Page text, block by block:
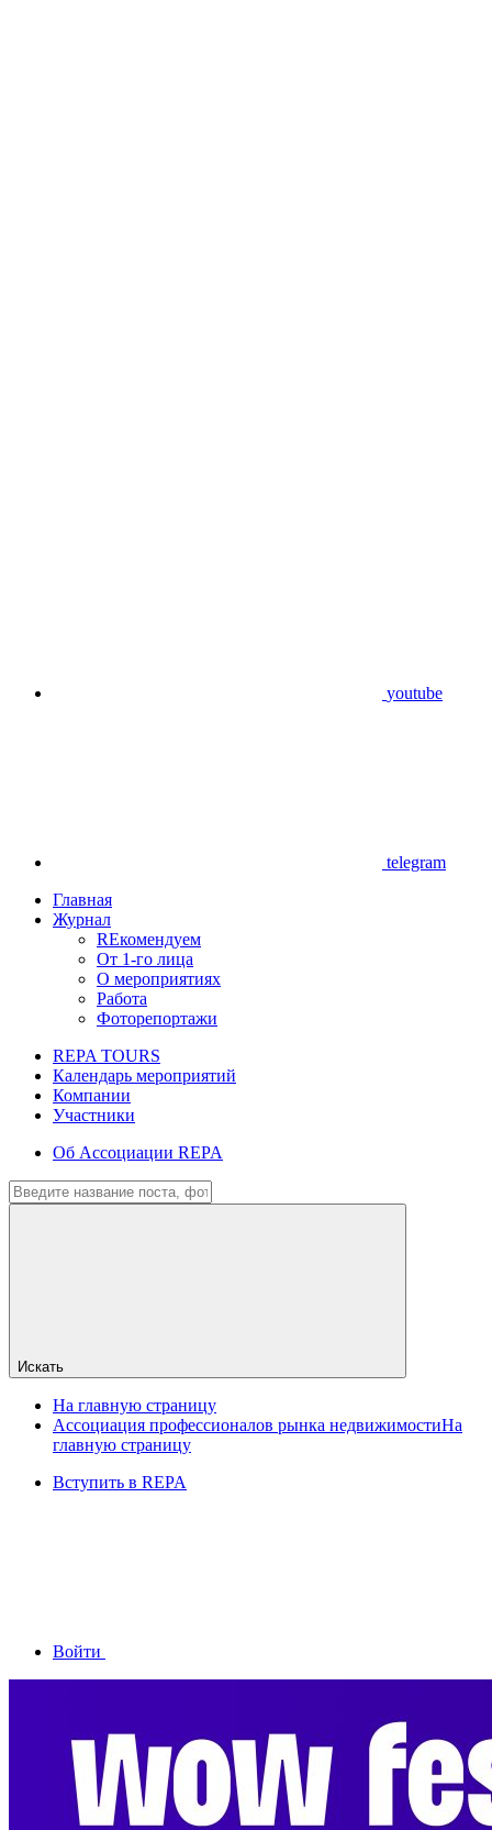
youtube
telegram
Главная
Журнал
REкомендуем
От 1-го лица
О мероприятиях
Работа
Фоторепортажи
REPA TOURS
Календарь мероприятий
Компании
Участники
Об Ассоциации REPA
Искать
На главную страницу
Ассоциация профессионалов рынка недвижимостиНа
главную страницу
Вступить в REPA
Войти